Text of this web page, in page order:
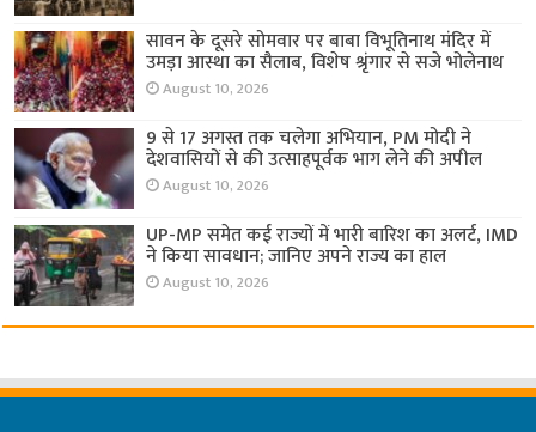
सावन के दूसरे सोमवार पर बाबा विभूतिनाथ मंदिर में
उमड़ा आस्था का सैलाब, विशेष श्रृंगार से सजे भोलेनाथ
August 10, 2026
9 से 17 अगस्त तक चलेगा अभियान, PM मोदी ने
देशवासियों से की उत्साहपूर्वक भाग लेने की अपील
August 10, 2026
UP-MP समेत कई राज्यों में भारी बारिश का अलर्ट, IMD
ने किया सावधान; जानिए अपने राज्य का हाल
August 10, 2026